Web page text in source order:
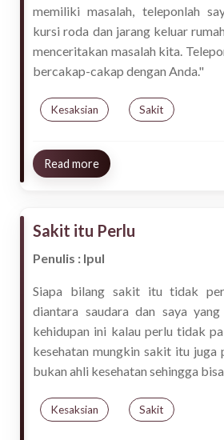
memiliki masalah, teleponlah
kursi roda dan jarang keluar
menceritakan masalah kita.
bercakap-cakap dengan Anda."
Kesaksian Sakit
Read moreabout Saksi Dari Kursi
Sakit itu Perlu
Penulis : Ipul
Siapa bilang sakit itu tidak
diantara saudara dan saya
kehidupan ini kalau perlu tidak
kesehatan mungkin sakit itu juga
bukan ahli kesehatan sehingga
Kesaksian Sakit